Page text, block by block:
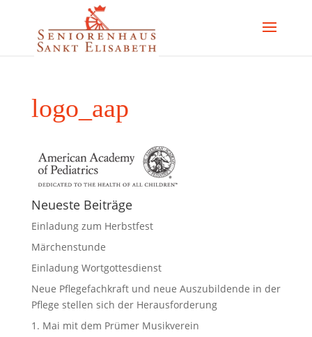
logo_aap
Neueste Beiträge
Einladung zum Herbstfest
Märchenstunde
Einladung Wortgottesdienst
Neue Pflegefachkraft und neue Auszubildende in der
Pflege stellen sich der Herausforderung
1. Mai mit dem Prümer Musikverein